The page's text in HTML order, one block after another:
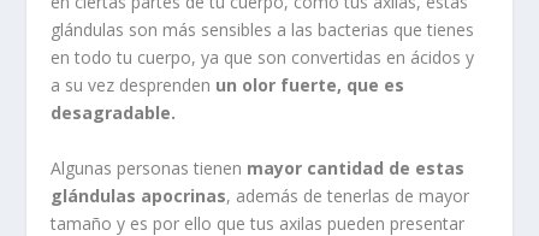
glándulas son más sensibles a las bacterias que tienes
en todo tu cuerpo, ya que son convertidas en ácidos y
a su vez desprenden un olor fuerte, que es
desagradable.
Algunas personas tienen mayor cantidad de estas
glándulas apocrinas, además de tenerlas de mayor
tamaño y es por ello que tus axilas pueden presentar